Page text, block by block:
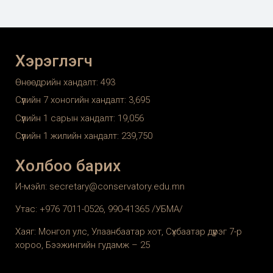
Хэрэглэгч
Өнөөдрийн хандалт: 493
Сүүлийн 7 хоногийн хандалт: 3,695
Сүүлийн 1 сарын хандалт: 19,056
Сүүлийн 1 жилийн хандалт: 239,750
Холбоо барих
И-мэйл: secretary@conservatory.edu.mn
Утас: +976 7011-0526, 990-41365 /УБМА/
Хаяг: Монгол улс, Улаанбаатар хот, Сүхбаатар дүүрэг 7-р
хороо, Бээжингийн гудамж – 25